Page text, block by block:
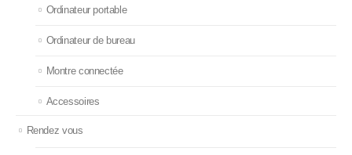
Ordinateur portable
Ordinateur de bureau
Montre connectée
Accessoires
Rendez vous